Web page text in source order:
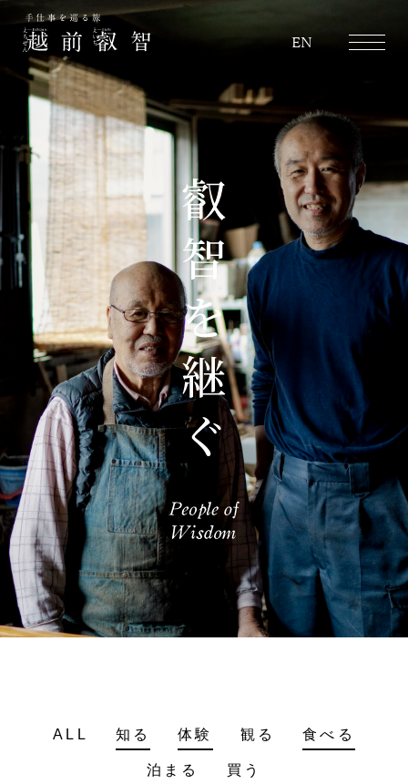
EN
ALL 知る 体験 観る 食べる
泊まる 買う